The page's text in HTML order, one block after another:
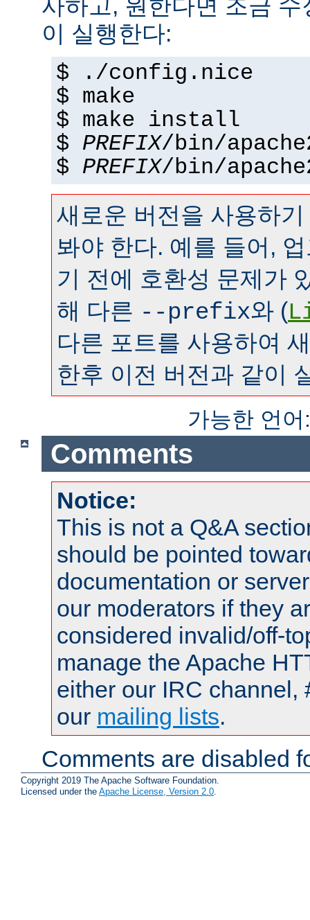
사하고, 원한다면 조금
이 실행한다:
$ ./config.nice
$ make
$ make install
$ PREFIX/bin/
$ PREFIX/bin/
새로운 버전을 사용하
봐야 한다. 예를 들어,
기 전에 호환성 문제가
해 다른 --prefix와 (
다른 포트를 사용하여
한후 이전 버전과 같이
가능한 언
Comments
Notice:
This is not a Q&A
should be pointed
documentation or
our moderators if they
considered invalid/off-
manage the Apache
either our IRC channel,
our mailing lists.
Comments are disabled
Copyright 2019 The Apache Software Foundation.
Licensed under the Apache License, Version 2.0